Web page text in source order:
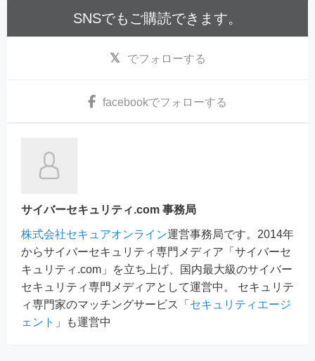
SNSでもご購読できます。
でフォローする
facebookでフォローする
サイバーセキュリティ.com 事務局
株式会社セキュアオンライン運営事務局です。2014年
からサイバーセキュリティ専門メディア「サイバーセ
キュリティ.com」を立ち上げ、国内最大級のサイバー
セキュリティ専門メディアとして運営中。 セキュリテ
ィ専門家のマッチングサービス「 セキュリティエージ
ェント 」も運営中